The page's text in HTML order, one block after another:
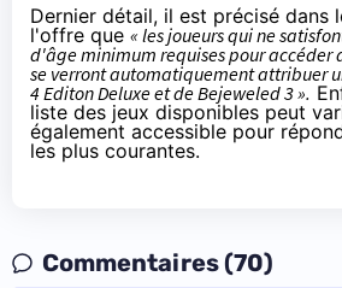
Dernier détail, il est précisé dans
l'offre que « les joueurs qui ne
d'âge minimum requises pour accéder
se verront automatiquement attribuer
4 Editon Deluxe et de Bejeweled 3 ».
liste des jeux disponibles peut
également accessible pour
les plus courantes.
Commentaires (70)